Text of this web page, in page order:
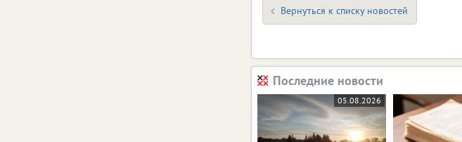
Вернуться к списку новостей
Последние новости
05.08.2026